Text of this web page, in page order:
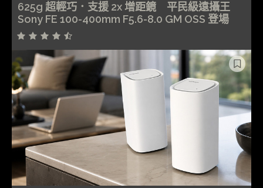
625g 超輕巧．支援 2x 增距鏡 平民級遠攝王
Sony FE 100-400mm F5.6-8.0 GM OSS 登場